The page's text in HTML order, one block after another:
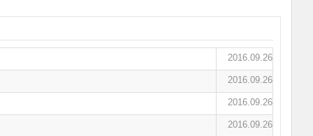
2016.09.26
2016.09.26
2016.09.26
2016.09.26